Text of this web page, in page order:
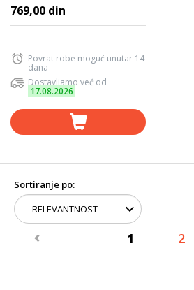
769,00 din
Povrat robe moguć unutar 14
dana
Dostavljamo već od
17.08.2026
Sortiranje po:
1 2